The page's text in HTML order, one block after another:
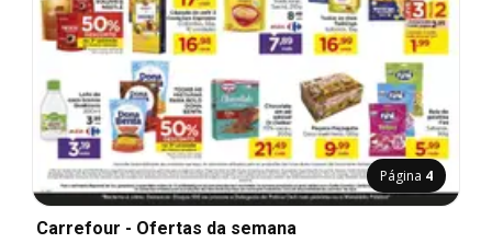
Página 4
Carrefour - Ofertas da semana